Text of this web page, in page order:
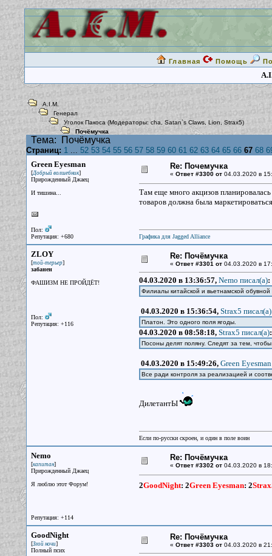
Главная Помощь
A.I.M.
Генерал
Уголок Пакоса (Модераторы:cha Satan`s Claws, Lion Strax5)
Почёмучка
Тема: Почёмучка
Страниц: 1... 52 53 54 55 56 57 58 59 60 61 62 63 64 65 66 67 68
Green Eyesman
[Добрый волшебник]
Прирожденный Джаец
И тишина...
Пол:
Репутация: +680
Re: Почемучка
« Ответ #3300 от04.03.2020 в
Там еще много акцизов
товаров должна была
Графика для Jagged Alliance
ZLOY
[той-терьер]
забанен
ФАШИЗМ НЕ ПРОЙДЁТ!
Пол:
Репутация: +116
Re: Почёмучка
« Ответ #3301 от04.03.2020 в
04.03.2020 в 13:36:57, Nemo писал(a):
Филиалы китайской и вьетнамской
04.03.2020 в 15:36:54, Strax5 писал(a)
Платон. Это одного поля ягоды.
04.03.2020 в 08:58:18, Strax5 писал(a):
Посоны делят поляну. Следят за тем,
04.03.2020 в 15:49:26, Green
Все ради контроля за реализацией и
ДилетантЫ
Если по-русски скроен, и один в поле воин
Nemo
[капитан]
Прирожденный Джаец
Я люблю этот Форум!
Репутация: +114
Re: Почёмучка
« Ответ #3302 от04.03.2020 в
2GoodNight: 2Green Eyesman: 2
GoodNight
[Злой ночи]
Полный псих
Re: Почёмучка
« Ответ #3303 от04.03.2020 в